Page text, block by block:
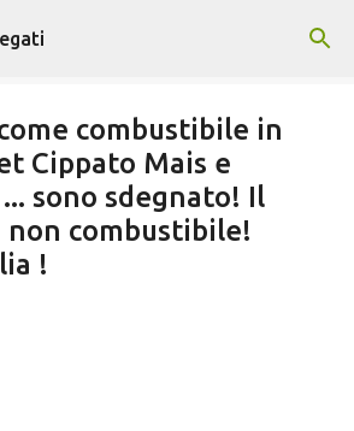
ai contenuti principali
combustibile in
Cippato Mais e
sono sdegnato! Il
non combustibile!
!